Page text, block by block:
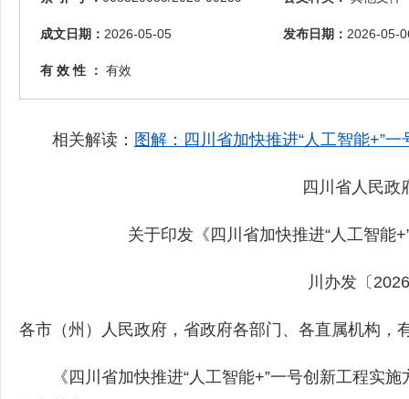
成文日期： 2026-05-05 发布日期： 2026-05-
有 效 性 ： 有效
相关解读： 图解：四川省加快推进“人工智能+”
四川省人民政
关于印发《四川省加快推进“人工智能
川办发〔
各市（州）人民政府，省政府各部门、各直属机构，
《四川省加快推进“人工智能+”一号创新工程实施